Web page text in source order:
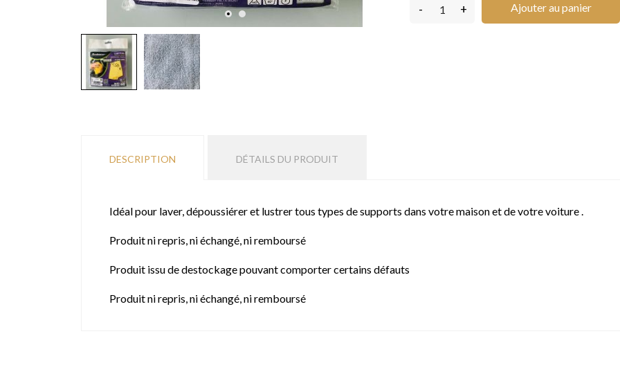
- + Ajouter au panier
DESCRIPTION DÉTAILS DU PRODUIT
Idéal pour laver, dépoussiérer et lustrer tous types de supports dans votre maison et de votre voiture .
Produit ni repris, ni échangé, ni remboursé
Produit issu de destockage pouvant comporter certains défauts
Produit ni repris, ni échangé, ni remboursé